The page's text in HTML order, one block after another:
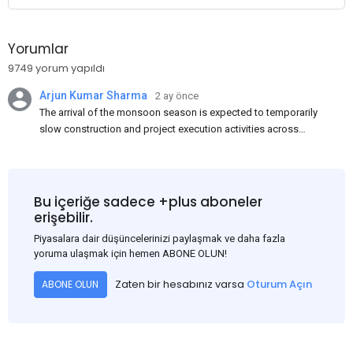
Yorumlar
9749 yorum yapıldı
Arjun Kumar Sharma
2 ay önce
The arrival of the monsoon season is expected to temporarily
slow construction and project execution activities across
and rural construction projects is expected to provide support
to the market despite seasonal disruptions caused by heavy
rainfall.
Bu içeriğe sadece +plus aboneler
erişebilir.
Piyasalara dair düşüncelerinizi paylaşmak ve daha fazla
yoruma ulaşmak için hemen ABONE OLUN!
ABONE OLUN Zaten bir hesabınız varsa Oturum Açın